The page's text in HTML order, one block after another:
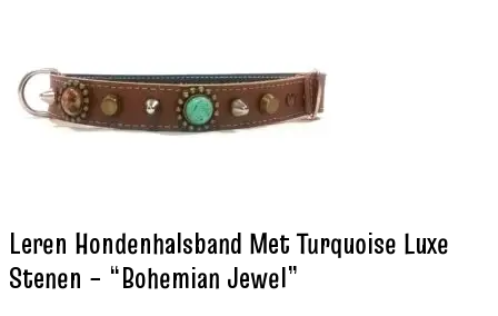
Leren Hondenhalsband Met Turquoise Luxe
Stenen – “Bohemian Jewel”